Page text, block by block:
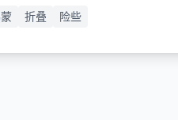
折叠 险些